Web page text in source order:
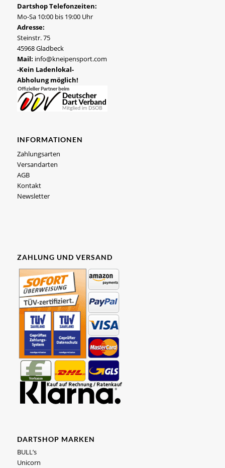
Dartshop Telefonzeiten:
Mo-Sa 10:00 bis 19:00 Uhr
Adresse:
Steinstr. 75
45968 Gladbeck
Mail: info@kneipensport.com
-Kein Ladenlokal-
Abholung möglich!
INFORMATIONEN
Zahlungsarten
Versandarten
AGB
Kontakt
Newsletter
ZAHLUNG UND VERSAND
DARTSHOP MARKEN
BULL’s
Unicorn